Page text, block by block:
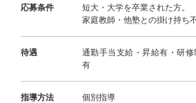
応募条件
短大・大学を卒業された方。
家庭教師・他塾との掛け持ち不
待遇
通勤手当支給・昇給有・研
有
指導方法 個別指導